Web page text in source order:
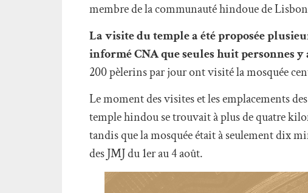
membre de la communauté hindoue de
La visite du temple a été proposée
informé CNA que seules huit personnes
200 pèlerins par jour ont visité la mosquée
Le moment des visites et les emplacements
temple hindou se trouvait à plus de quatre
tandis que la mosquée était à seulement dix
des JMJ du 1er au 4 août.